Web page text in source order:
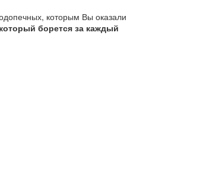
которым Вы оказали
борется за каждый